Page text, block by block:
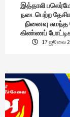
இத்தாலி
நடைபெற்ற
நினைவு
கிண்ணப்
17 ஜூலை